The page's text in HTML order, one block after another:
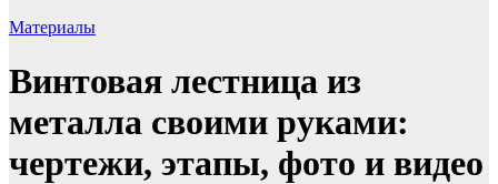
Материалы
Винтовая лестница из
металла своими руками:
чертежи, этапы, фото и видео